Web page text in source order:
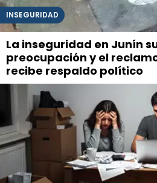
INSEGURIDAD
La inseguridad en Junín
preocupación y el
recibe respaldo político